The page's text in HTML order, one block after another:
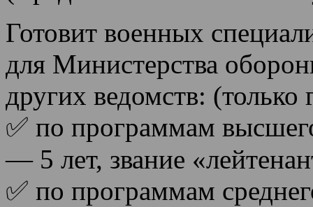
Готовит военных
для Министерства
других ведомств:
✅ по программам
— 5 лет, звание
✅ по программам